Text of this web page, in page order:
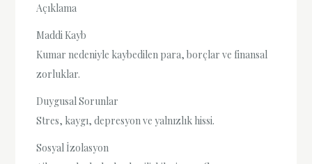
Açıklama
Maddi Kayb
Kumar nedeniyle kaybedilen para, borçlar ve finansal
zorluklar.
Duygusal Sorunlar
Stres, kaygı, depresyon ve yalnızlık hissi.
Sosyal İzolasyon